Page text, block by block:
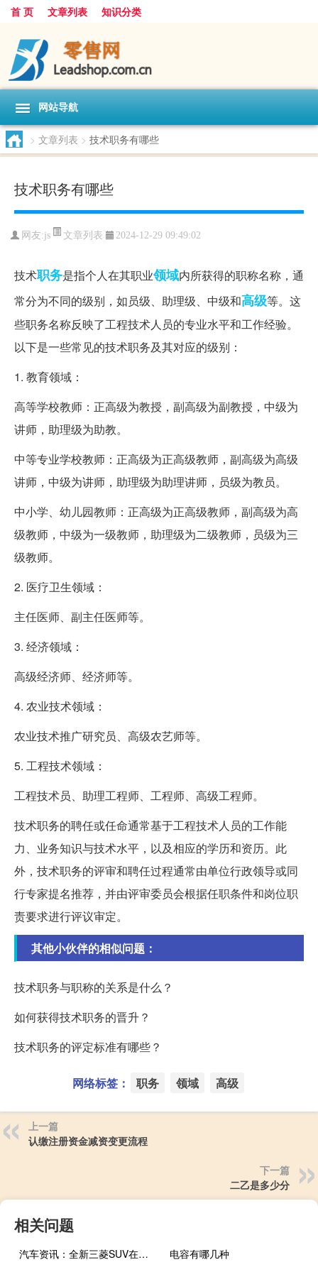
首 页 文章列表 知识分类
网站导航
> 文章列表 > 技术职务有哪些
技术职务有哪些
网友:js 文章列表 2024-12-29 09:49:02
技术职务是指个人在其职业领域内所获得的职称名称，通
常分为不同的级别，如员级、助理级、中级和高级等。这
些职务名称反映了工程技术人员的专业水平和工作经验。
以下是一些常见的技术职务及其对应的级别：
1. 教育领域：
高等学校教师：正高级为教授，副高级为副教授，中级为
讲师，助理级为助教。
中等专业学校教师：正高级为正高级教师，副高级为高级
讲师，中级为讲师，助理级为助理讲师，员级为教员。
中小学、幼儿园教师：正高级为正高级教师，副高级为高
级教师，中级为一级教师，助理级为二级教师，员级为三
级教师。
2. 医疗卫生领域：
主任医师、副主任医师等。
3. 经济领域：
高级经济师、经济师等。
4. 农业技术领域：
农业技术推广研究员、高级农艺师等。
5. 工程技术领域：
工程技术员、助理工程师、工程师、高级工程师。
技术职务的聘任或任命通常基于工程技术人员的工作能
力、业务知识与技术水平，以及相应的学历和资历。此
外，技术职务的评审和聘任过程通常由单位行政领导或同
行专家提名推荐，并由评审委员会根据任职条件和岗位职
责要求进行评议审定。
其他小伙伴的相似问题：
技术职务与职称的关系是什么？
如何获得技术职务的晋升？
技术职务的评定标准有哪些？
网络标签： 职务 领域 高级
上一篇
认缴注册资金减资变更流程
下一篇
二乙是多少分
相关问题
汽车资讯：全新三菱SUV在日内瓦车展上首次亮相
电容有哪几种